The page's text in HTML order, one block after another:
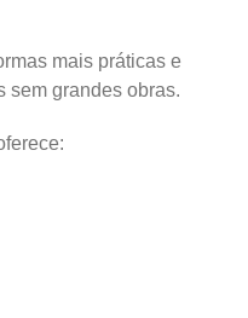
mais práticas e
sem grandes obras.